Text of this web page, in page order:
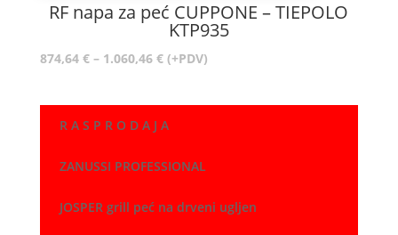
954,28 €
RF napa za peć CUPPONE – TIEPOLO
KTP935
874,64 € – 1.060,46 €Raspon
874,64 €
1.060,46 €
(+PDV)
R A S P R O D A J A
ZANUSSI PROFESSIONAL
JOSPER grill peć na drveni ugljen